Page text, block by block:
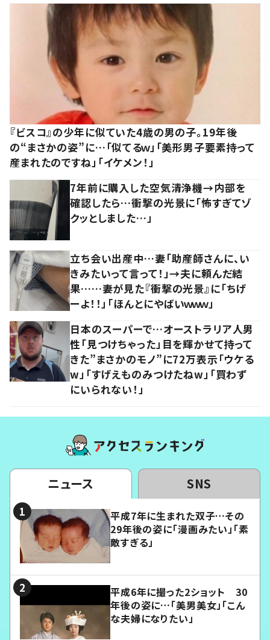
『ビスコ』の少年に似ていた4歳の男の子。19年後
の“まさかの姿”に…「似てるｗ」「美形男子要素持って
産まれたのですね」「イケメン！」
7年前に購入した空気清浄機→内部を
確認したら…衝撃の光景に「怖すぎてゾ
クッとしました…」
立ち会い出産中…妻「助産師さんに、い
きみたいって言って！」→夫に頼んだ結
果……妻が見た『衝撃の光景』に「ちげ
ーよ！！」「ほんとにやばいｗｗｗ」
日本のスーパーで…オーストラリア人男
性「見つけちゃった」目を輝かせて持って
きた”まさかのモノ”に72万表示「ウケる
w」「すげえものみつけたねw」「買わず
にいられない！」
ニュース SNS
平成7年に生まれた双子…その
29年後の姿に「漫画みたい」「素
敵すぎる」
平成6年に撮った2ショット 30
年後の姿に…「美男美女」「こん
な夫婦になりたい」